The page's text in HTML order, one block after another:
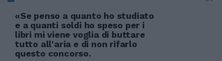
«Se penso a quanto ho studiato
e a quanti soldi ho speso per i
libri mi viene voglia di buttare
tutto all'aria e di non rifarlo
questo concorso.